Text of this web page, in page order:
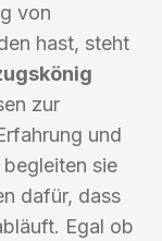
von
hast, steht
zur
und
sie
dafür, dass
Egal ob